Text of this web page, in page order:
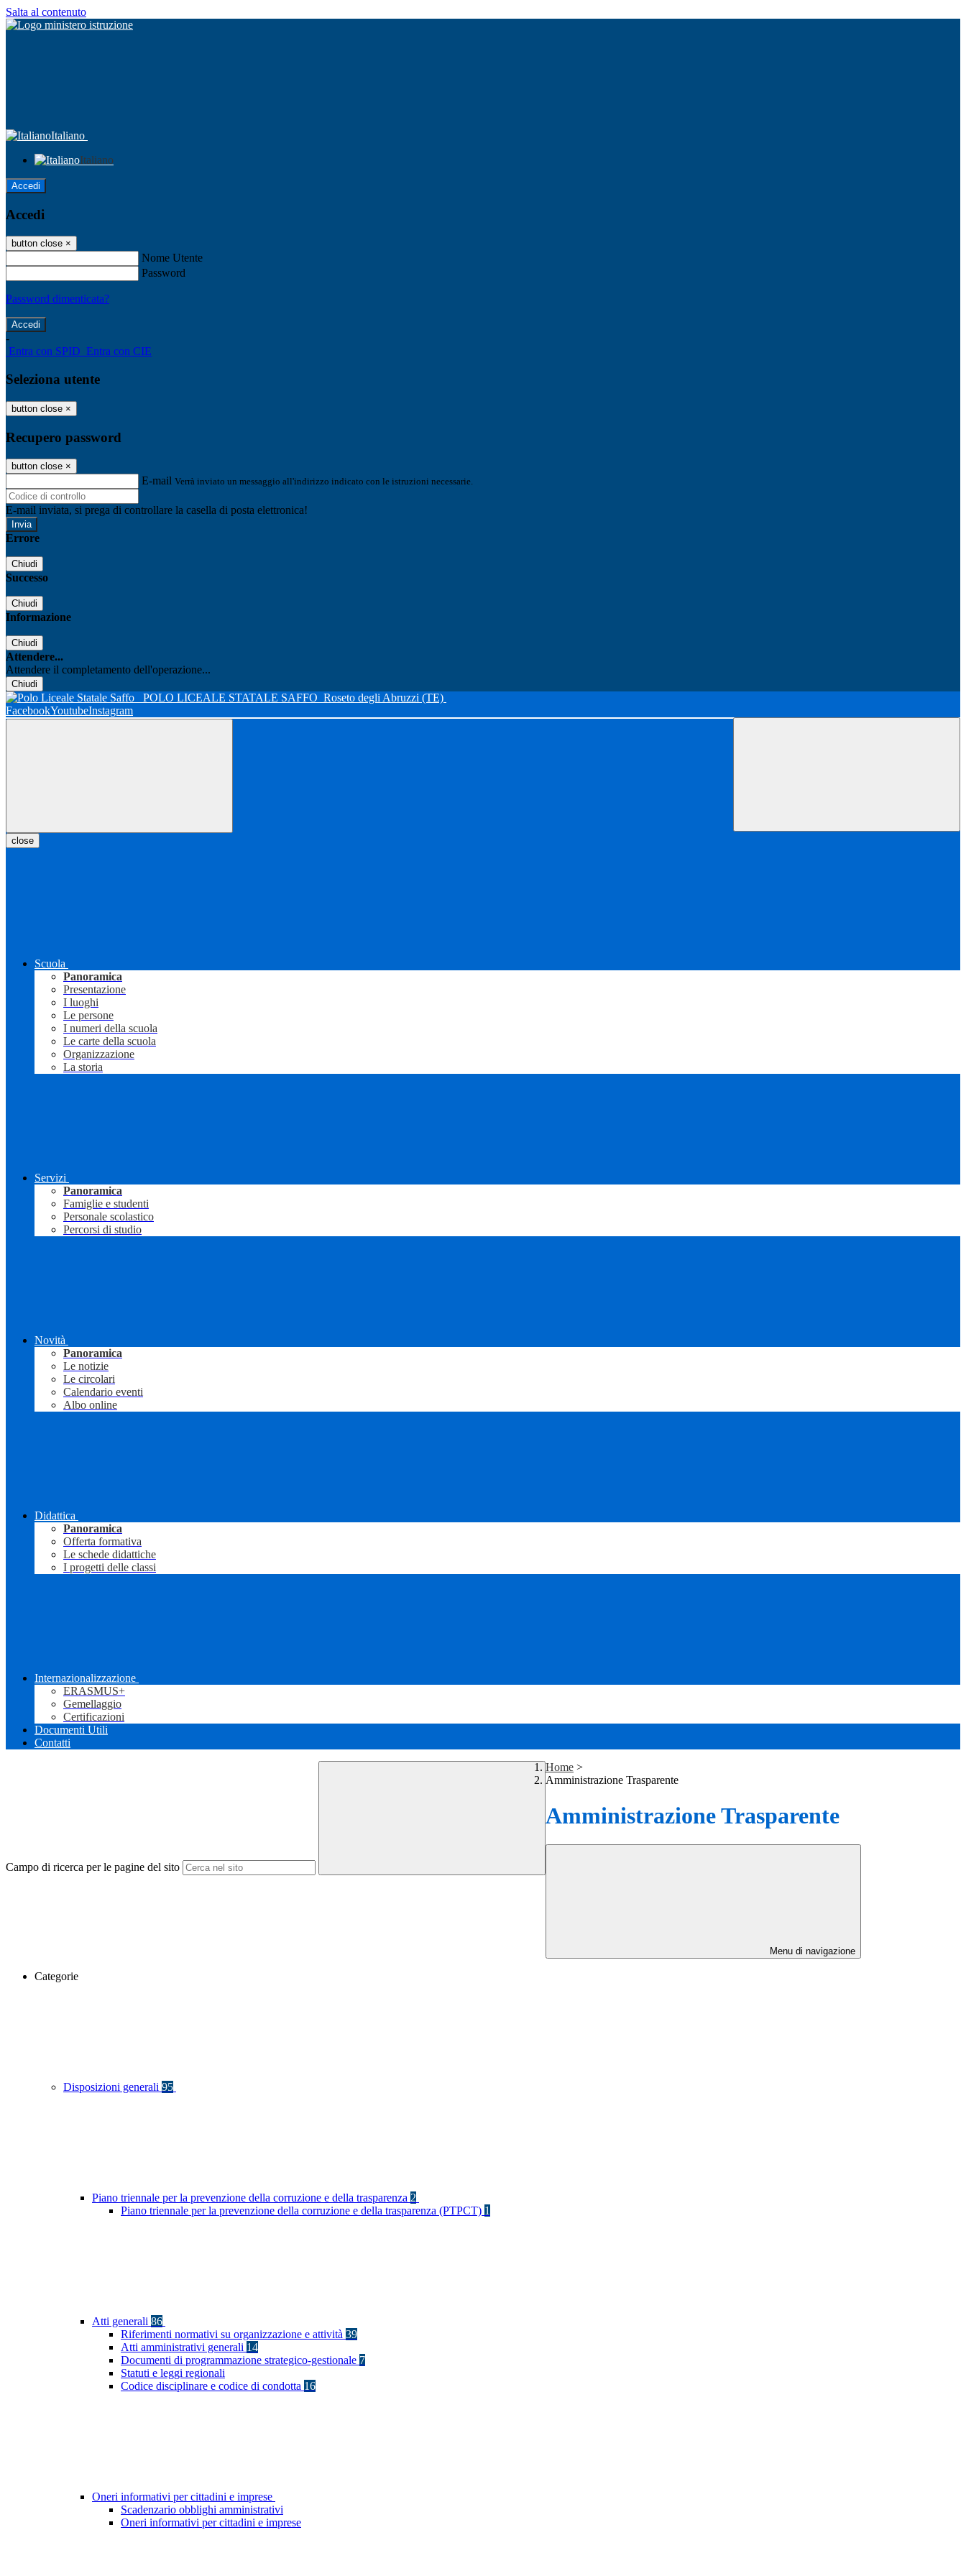
Salta al contenuto
Italiano
Italiano
Accedi
Accedi
button close ×
Nome Utente
Password
Password dimenticata?
-
Entra con SPID Entra con CIE
Seleziona utente
button close ×
Recupero password
button close ×
E-mail Verrà inviato un messaggio all'indirizzo indicato con le istruzioni necessarie.
E-mail inviata, si prega di controllare la casella di posta elettronica!
Errore
Chiudi
Successo
Chiudi
Informazione
Chiudi
Attendere...
Attendere il completamento dell'operazione...
Chiudi
POLO LICEALE STATALE SAFFO Roseto degli Abruzzi (TE)
FacebookYoutubeInstagram
close
Scuola
Panoramica
Presentazione
I luoghi
Le persone
I numeri della scuola
Le carte della scuola
Organizzazione
La storia
Servizi
Panoramica
Famiglie e studenti
Personale scolastico
Percorsi di studio
Novità
Panoramica
Le notizie
Le circolari
Calendario eventi
Albo online
Didattica
Panoramica
Offerta formativa
Le schede didattiche
I progetti delle classi
Internazionalizzazione
ERASMUS+
Gemellaggio
Certificazioni
Documenti Utili
Contatti
Campo di ricerca per le pagine del sito
Home >
Amministrazione Trasparente
Amministrazione Trasparente
Menu di navigazione
Categorie
Disposizioni generali 95
Piano triennale per la prevenzione della corruzione e della trasparenza 2
Piano triennale per la prevenzione della corruzione e della trasparenza (PTPCT) 1
Atti generali 86
Riferimenti normativi su organizzazione e attività 39
Atti amministrativi generali 14
Documenti di programmazione strategico-gestionale 7
Statuti e leggi regionali
Codice disciplinare e codice di condotta 16
Oneri informativi per cittadini e imprese
Scadenzario obblighi amministrativi
Oneri informativi per cittadini e imprese